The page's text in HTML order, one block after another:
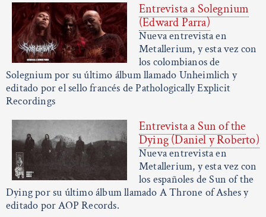
Entrevista a Solegnium
(Edward Parra)
Nueva entrevista en
Metallerium, y esta vez con
los colombianos de
Solegnium por su último álbum llamado Unheimlich y
editado por el sello francés de Pathologically Explicit
Recordings
Entrevista a Sun of the
Dying (Daniel y Roberto)
Nueva entrevista en
Metallerium, y esta vez con
los españoles de Sun of the
Dying por su último álbum llamado A Throne of Ashes y
editado por AOP Records.